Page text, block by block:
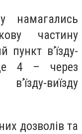
намагались
частину
пункт в’їзду-
4 – через
виїзду
дозволів та